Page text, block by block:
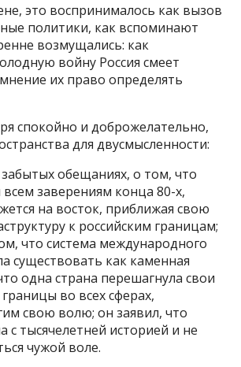
это воспринималось как вызов
политики, как вспоминают
возмущались: как
войну Россия смеет
их право определять
спокойно и доброжелательно,
для двусмысленности:
обещаниях, о том, что
заверениям конца 80-х,
на восток, приближая свою
к российским границам;
что система международного
существовать как каменная
одна страна перешагнула свои
во всех сферах,
свою волю; он заявил, что
с тысячелетней историей и не
чужой воле.